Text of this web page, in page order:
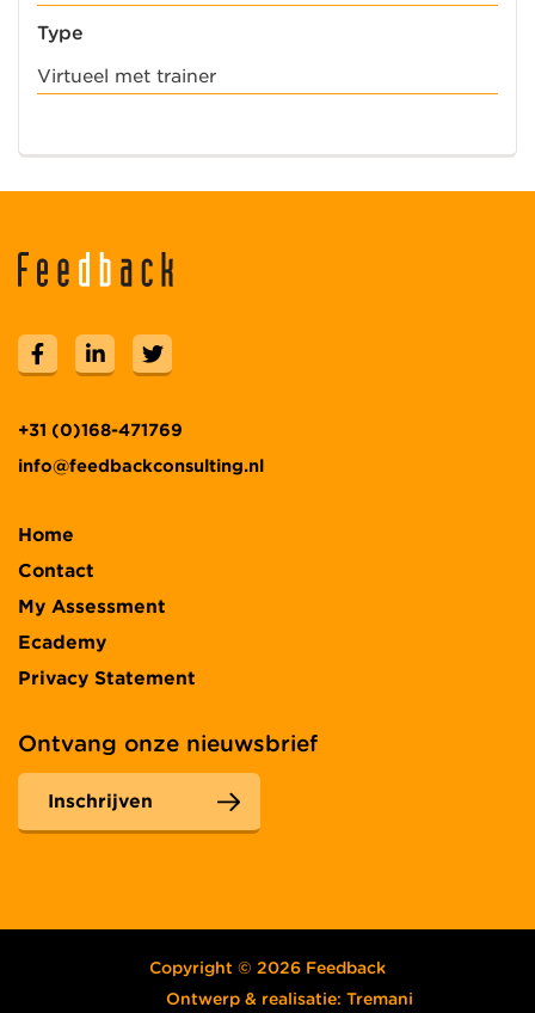
Type
Virtueel met trainer
+31 (0)168-471769
info@feedbackconsulting.nl
Home
Contact
My Assessment
Ecademy
Privacy Statement
Ontvang onze nieuwsbrief
Inschrijven
Copyright © 2026 Feedback
Ontwerp & realisatie:Tremani